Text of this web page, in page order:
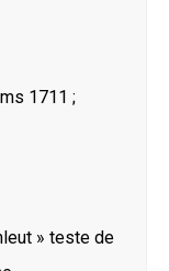
1711 ;
» teste de